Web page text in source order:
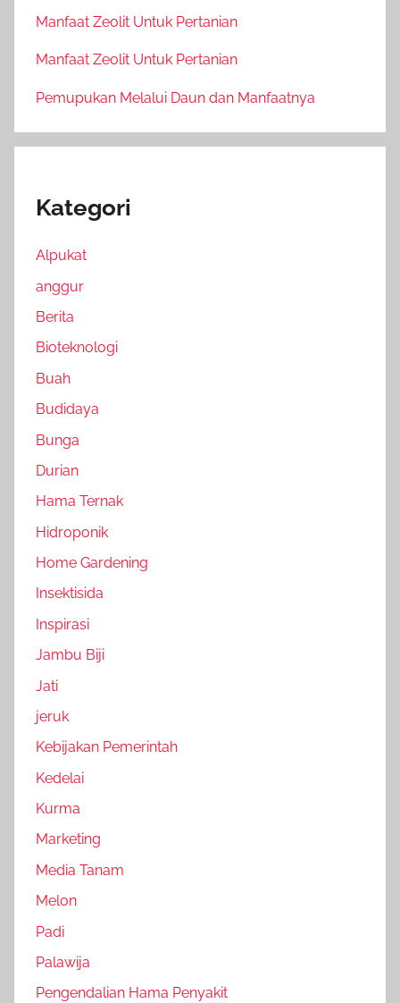
Manfaat Zeolit Untuk Pertanian
Manfaat Zeolit Untuk Pertanian
Pemupukan Melalui Daun dan Manfaatnya
Kategori
Alpukat
anggur
Berita
Bioteknologi
Buah
Budidaya
Bunga
Durian
Hama Ternak
Hidroponik
Home Gardening
Insektisida
Inspirasi
Jambu Biji
Jati
jeruk
Kebijakan Pemerintah
Kedelai
Kurma
Marketing
Media Tanam
Melon
Padi
Palawija
Pengendalian Hama Penyakit